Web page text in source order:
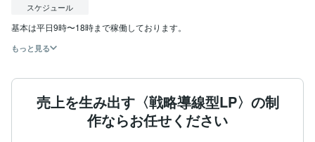
スケジュール
基本は平日9時〜18時まで稼働しております。
もっと見る
売上を生み出す〈戦略導線型LP〉の制
作ならお任せください